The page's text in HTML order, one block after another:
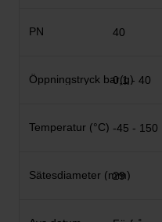
40
0,1 - 40
-45 - 150
29